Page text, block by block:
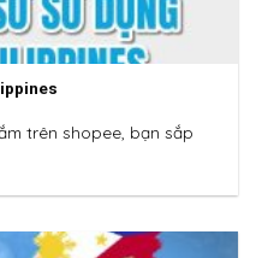
trên shopee, bạn sắp